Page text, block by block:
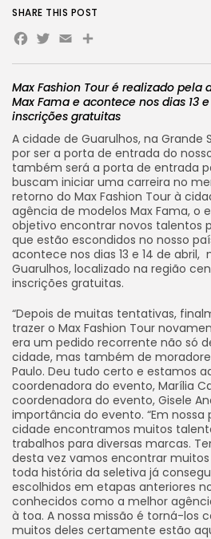
Max Fashion Tour é realizado pela
Max Fama e acontece nos dias 13
inscrições gratuitas
A cidade de Guarulhos, na Grande
por ser a porta de entrada do
também será a porta de entrada
buscam iniciar uma carreira no
retorno do Max Fashion Tour à
agência de modelos Max Fama, o
objetivo encontrar novos talentos
que estão escondidos no nosso
acontece nos dias 13 e 14 de abril,
Guarulhos, localizado na região
inscrições gratuitas.
“Depois de muitas tentativas,
trazer o Max Fashion Tour
era um pedido recorrente não só
cidade, mas também de
Paulo. Deu tudo certo e estamos
coordenadora do evento, Marília
coordenadora do evento, Gisele
importância do evento. “Em
cidade encontramos muitos
trabalhos para diversas marcas.
desta vez vamos encontrar
toda história da seletiva já
escolhidos em etapas anteriores
conhecidos como a melhor
à toa. A nossa missão é torná-los
muitos deles certamente estão
SHARE THIS POST
Facebook
Twitter
EmailShare